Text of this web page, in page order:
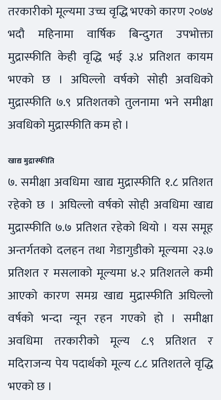
तरकारीको मूल्यमा उच्च वृद्धि भएको कारण २०७४
भदौ महिनामा वार्षिक बिन्दुगत उपभोक्ता
मुद्रास्फीति केही वृद्धि भई ३.४ प्रतिशत कायम
भएको छ । अघिल्लो वर्षको सोही अवधिको
मुद्रास्फीति ७.९ प्रतिशतको तुलनामा भने समीक्षा
अवधिको मुद्रास्फीति कम हो ।
खाद्य मुद्रास्फीति
७. समीक्षा अवधिमा खाद्य मुद्रास्फीति १.८ प्रतिशत
रहेको छ । अघिल्लो वर्षको सोही अवधिमा खाद्य
मुद्रास्फीति ७.७ प्रतिशत रहेको थियो । यस समूह
अन्तर्गतको दलहन तथा गेडागुडीको मूल्यमा २३.७
प्रतिशत र मसलाको मूल्यमा ४.२ प्रतिशतले कमी
आएको कारण समग्र खाद्य मुद्रास्फीति अघिल्लो
वर्षको भन्दा न्यून रहन गएको हो । समीक्षा
अवधिमा तरकारीको मूल्य ८.९ प्रतिशत र
मदिराजन्य पेय पदार्थको मूल्य ८.८ प्रतिशतले वृद्धि
भएको छ ।